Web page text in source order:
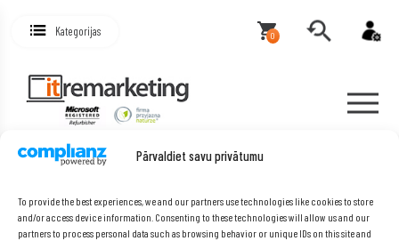
Pārvaldiet savu privātumu
To provide the best experiences, we and our partners use technologies like cookies to store
and/or access device information. Consenting to these technologies will allow us and our
partners to process personal data such as browsing behavior or unique IDs on this site and
Kategorijas 0
CREDITS